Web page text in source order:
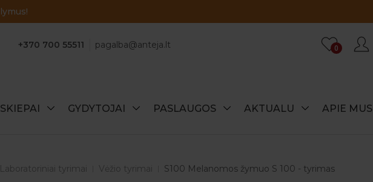
+370 700 55511 pagalba@anteja.lt 0
SKIEPAI GYDYTOJAI PASLAUGOS AKTUALU APIE MUS
Laboratoriniai tyrimai Vėžio tyrimai S100 Melanomos žymuo S 100 - tyrimas